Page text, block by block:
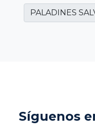
Síguenos